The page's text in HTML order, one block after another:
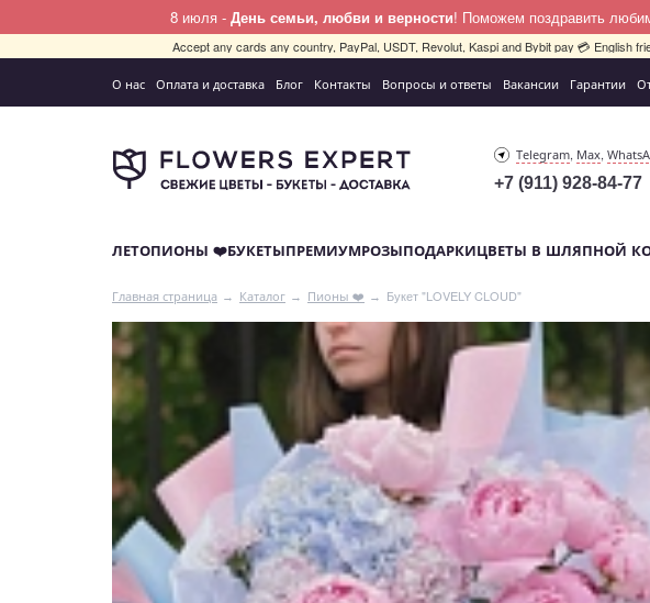
8 июля - День семьи, любви и верности! Поможем поздравить
Accept any cards any country, PayPal, USDT, Revolut, Kaspi and Bybit pay 💳 English
О нас Оплата и доставка Блог Контакты Вопросы и ответы Вакансии Гарантии
Telegram, Max,
+7 (911) 928-84-77
ЛЕТОПИОНЫ ❤️БУКЕТЫПРЕМИУМРОЗЫПОДАРКИЦВЕТЫ В ШЛЯПНОЙ
Главная страница Каталог Пионы ❤️ Букет "LOVELY CLOUD"